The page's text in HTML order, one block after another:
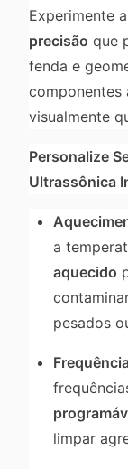
Experimente a
precisão que
fenda e
componentes
visualmente
Personalize
Ultrassônica
a
aquecido
pesados
limpar